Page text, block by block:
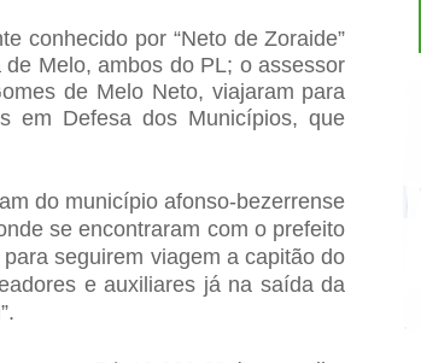
conhecido por “Neto de Zoraide”
Melo, ambos do PL; o assessor
de Melo Neto, viajaram para
em Defesa dos Municípios, que
do município afonso-bezerrense
se encontraram com o prefeito
seguirem viagem a capitão do
e auxiliares já na saída da